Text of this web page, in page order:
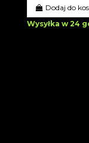
Dodaj do
Wysyłka w 24